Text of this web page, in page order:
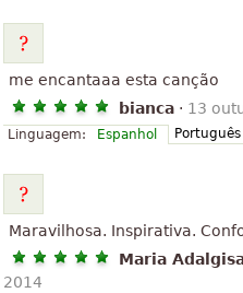
me encantaaa esta canção
bianca · 13
Linguagem: Espanhol Português
Maravilhosa. Inspirativa.
Maria
2014